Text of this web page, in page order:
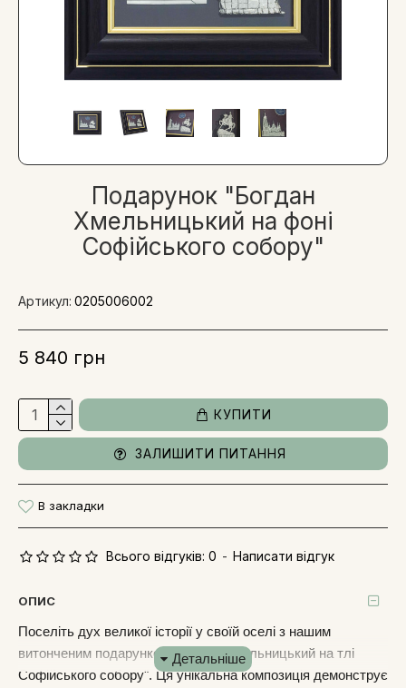
Подарунок "Богдан
Хмельницький на фоні
Софійського собору"
Всього відгуків: 0 - Написати відгук
5 840 грн
Артикул: 0205006002
КУПИТИ
ЗАЛИШИТИ ПИТАННЯ
В закладки
ОПИС
Поселіть дух великої історії у своїй оселі з нашим
витонченим подарунком "Богдан Хмельницький на тлі
Софійського собору". Ця унікальна композиція демонструє